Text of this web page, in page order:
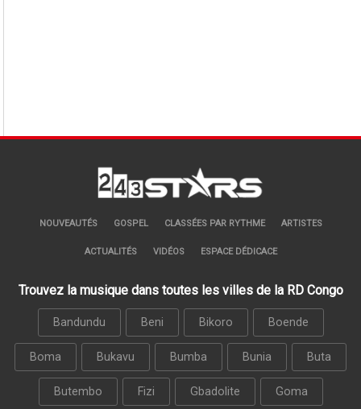
NOUVEAUTÉS GOSPEL CLASSÉES PAR RYTHME ARTISTES
ACTUALITÉS VIDÉOS ESPACE DÉDICACE
Trouvez la musique dans toutes les villes de la RD Congo
Bandundu Beni Bikoro Boende
Boma Bukavu Bumba Bunia Buta
Butembo Fizi Gbadolite Goma